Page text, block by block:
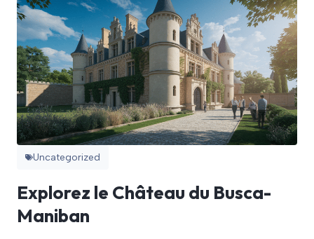
Uncategorized
Explorez le Château du Busca-
Maniban